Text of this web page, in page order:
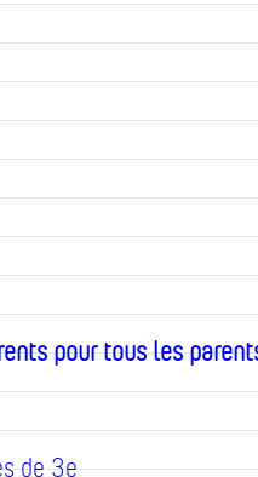
pour tous les
de 3e